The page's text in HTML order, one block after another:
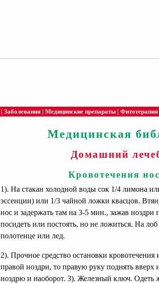
| Заболевания | Медицинские препараты | Фитотерапия
Медицинская
Домашний
Кровотечения
1). На стакан холодной воды сок 1/4 лимона
эссенции) или 1/3 чайной ложки квасцов.
нос и задержать там на 3-5 мин., зажав
посидеть или постоять, но не ложиться. На
полотенце или лед.
2). Прочное средство остановки кровотечения
правой ноздри, то правую руку поднять вверх
ноздрю и наоборот. 3). Железный ключ. Одеть